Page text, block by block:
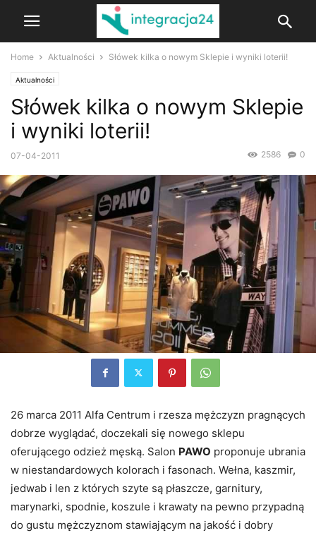
Home Aktualności Słówek kilka o nowym Sklepie i wyniki loterii!
Aktualności
Słówek kilka o nowym Sklepie
i wyniki loterii!
07-04-2011 0
2586
26 marca 2011 Alfa Centrum i rzesza mężczyzn pragnących
dobrze wyglądać, doczekali się nowego sklepu
oferującego odzież męską. Salon PAWO proponuje ubrania
w niestandardowych kolorach i fasonach. Wełna, kaszmir,
jedwab i len z których szyte są płaszcze, garnitury,
marynarki, spodnie, koszule i krawaty na pewno przypadną
do gustu mężczyznom stawiającym na jakość i dobry